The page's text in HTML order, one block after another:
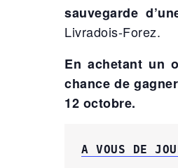
sauvegarde
Livradois-Forez.
En achetant un
chance de
12 octobre.
A VOUS DE